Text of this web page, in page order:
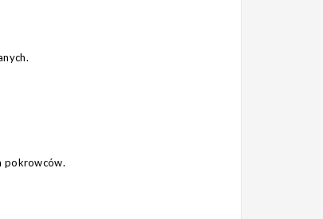
pokrowców.